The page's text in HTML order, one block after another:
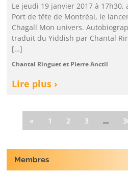
Le jeudi 19 janvier 2017 à
Port de tête de Montréal, le
Chagall Mon univers.
traduit du Yiddish par Chantal
[…]
Chantal Ringuet et Pierre Anctil
Lire plus ›
« 1 2 3 …
Membres